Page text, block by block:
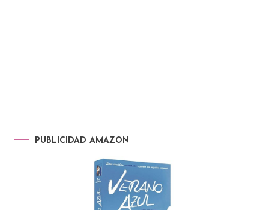
PUBLICIDAD AMAZON